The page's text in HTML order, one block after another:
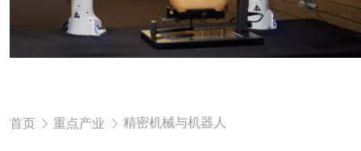
首页 重点产业 精密机械与机器人